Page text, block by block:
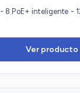
- 8 PoE+ inteligente -
Ver producto